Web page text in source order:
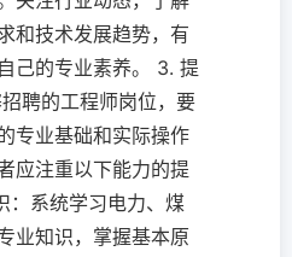
和技术发展趋势，有
己的专业素养。 3. 提
聘的工程师岗位，要
专业基础和实际操作
应注重以下能力的提
：系统学习电力、煤
业知识，掌握基本原